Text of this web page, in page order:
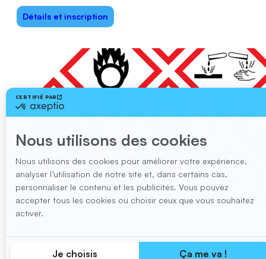
Détails et inscription